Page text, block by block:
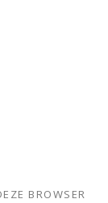
BROWSER